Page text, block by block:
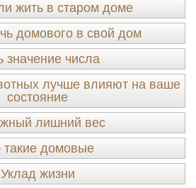
жить в старом доме
домового в свой дом
значение числа
лучше влияют на ваше
состояние
лишний вес
такие домовые
Уклад жизни